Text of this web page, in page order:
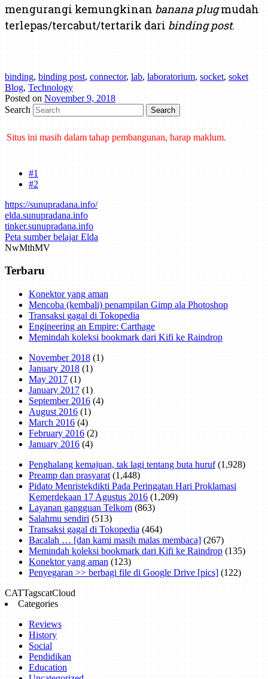
mengurangi kemungkinan banana plugmudah
terlepas/tercabut/tertarik dari binding post.
binding, binding post, connector, lab, laboratorium, socket, soket
Blog, Technology
Posted on November 9, 2018
Search
Situs ini masih dalam tahap pembangunan, harap maklum.
#1
#2
https://sunupradana.info/
elda.sunupradana.info
tinker.sunupradana.info
Peta sumber belajar Elda
NwMthMV
Terbaru
Konektor yang aman
Mencoba (kembali) penampilan Gimp ala Photoshop
Transaksi gagal di Tokopedia
Engineering an Empire: Carthage
Memindah koleksi bookmark dari Kifi ke Raindrop
November 2018 (1)
January 2018 (1)
May 2017 (1)
January 2017 (1)
September 2016 (4)
August 2016 (1)
March 2016 (4)
February 2016 (2)
January 2016 (4)
Penghalang kemajuan, tak lagi tentang buta huruf (1,928)
Preamp dan prasyarat (1,448)
Pidato Menristekdikti Pada Peringatan Hari Proklamasi
Kemerdekaan 17 Agustus 2016 (1,209)
Layanan gangguan Telkom (863)
Salahmu sendiri (513)
Transaksi gagal di Tokopedia (464)
Bacalah … [dan kami masih malas membaca] (267)
Memindah koleksi bookmark dari Kifi ke Raindrop (135)
Konektor yang aman (123)
Penyegaran >> berbagi file di Google Drive [pics] (122)
CATTagscatCloud
Categories
Reviews
History
Social
Pendidikan
Education